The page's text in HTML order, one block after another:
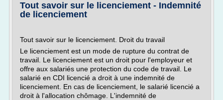
Tout savoir sur le licenciement - Indemnité
de licenciement
Tout savoir sur le licenciement. Droit du travail
Le licenciement est un mode de rupture du contrat de
travail. Le licenciement est un droit pour l'employeur et
offre aux salariés une protection du code de travail. Le
salarié en CDI licencié a droit à une indemnité de
licenciement. En cas de licenciement, le salarié licencié a
droit à l'allocation chômage. L'indemnité de